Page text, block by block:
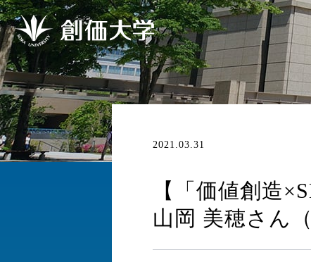
2021.03.31
【「価値創造
山岡 美穂さん